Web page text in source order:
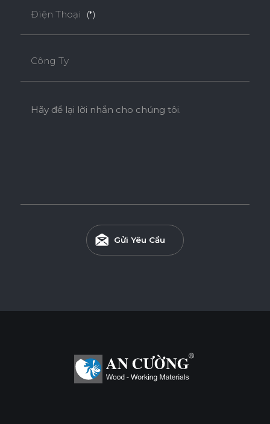
Điện Thoại (*)
Công Ty
Hãy để lại lời nhắn cho chúng tôi.
Gửi Yêu Cầu